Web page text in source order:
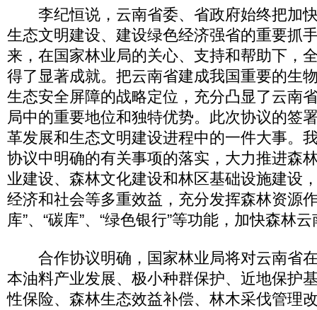
李纪恒说，云南省委、省政府始终把加
生态文明建设、建设绿色经济强省的重要抓
来，在国家林业局的关心、支持和帮助下，
得了显著成就。把云南省建成我国重要的生
生态安全屏障的战略定位，充分凸显了云南
局中的重要地位和独特优势。此次协议的签
革发展和生态文明建设进程中的一件大事。
协议中明确的有关事项的落实，大力推进森
业建设、森林文化建设和林区基础设施建设
经济和社会等多重效益，充分发挥森林资源
库”、“碳库”、“绿色银行”等功能，加快森林
合作协议明确，国家林业局将对云南省
本油料产业发展、极小种群保护、近地保护
性保险、森林生态效益补偿、林木采伐管理